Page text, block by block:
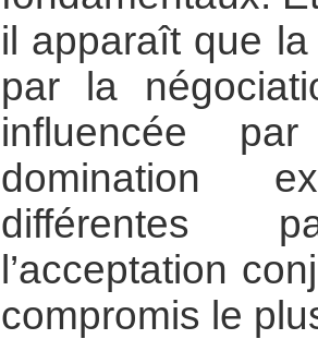
il apparaît que la
par la
influencée
domination
différentes
l’acceptation
compromis le